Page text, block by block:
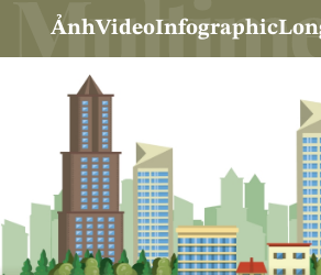
ẢnhVideoInfographic